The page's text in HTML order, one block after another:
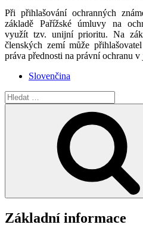
Při přihlašování ochranných
základě Pařížské úmluvy na
využít tzv. unijní prioritu. Na
členských zemí může
práva přednosti na právní ochranu
Slovenčina
Hledat:
Základní informace